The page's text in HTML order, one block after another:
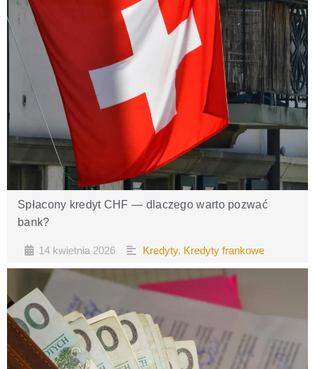
Spłacony kredyt CHF — dlaczego warto pozwać
bank?
14 kwietnia 2026 Kredyty, Kredyty frankowe